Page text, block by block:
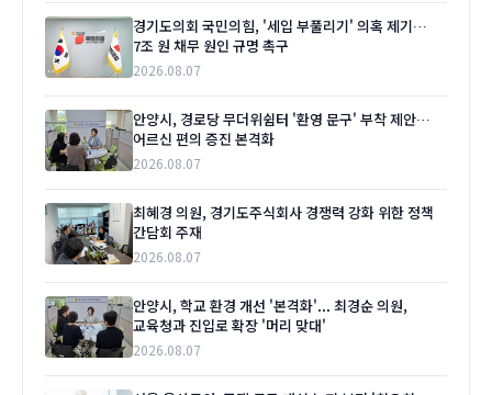
경기도의회 국민의힘, '세입 부풀리기' 의혹 제기…
7조 원 채무 원인 규명 촉구
2026.08.07
안양시, 경로당 무더위쉼터 '환영 문구' 부착 제안…
어르신 편의 증진 본격화
2026.08.07
최혜경 의원, 경기도주식회사 경쟁력 강화 위한 정책
간담회 주재
2026.08.07
안양시, 학교 환경 개선 '본격화'... 최경순 의원,
교육청과 진입로 확장 '머리 맞대'
2026.08.07